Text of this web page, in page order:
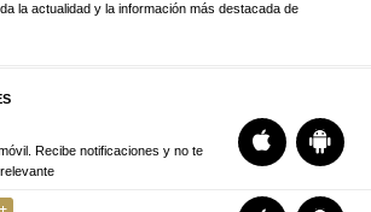
la actualidad y la información más destacada de
Recibe notificaciones y no te